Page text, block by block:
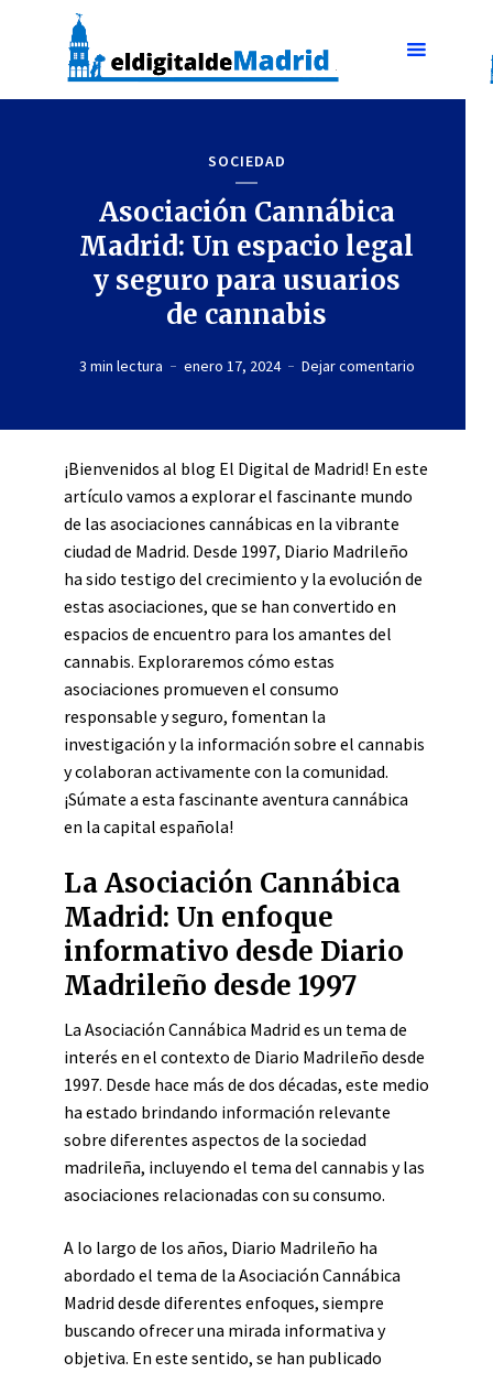
SOCIEDAD
Asociación Cannábica
Madrid: Un espacio legal
y seguro para usuarios
de cannabis
3 min lectura enero 17, 2024 Dejar comentario
¡Bienvenidos al blog El Digital de Madrid! En este
artículo vamos a explorar el fascinante mundo
de las asociaciones cannábicas en la vibrante
ciudad de Madrid. Desde 1997, Diario Madrileño
ha sido testigo del crecimiento y la evolución de
estas asociaciones, que se han convertido en
espacios de encuentro para los amantes del
cannabis. Exploraremos cómo estas
asociaciones promueven el consumo
responsable y seguro, fomentan la
investigación y la información sobre el cannabis
y colaboran activamente con la comunidad.
¡Súmate a esta fascinante aventura cannábica
en la capital española!
La Asociación Cannábica
Madrid: Un enfoque
informativo desde Diario
Madrileño desde 1997
La Asociación Cannábica Madrid es un tema de
interés en el contexto de Diario Madrileño desde
1997. Desde hace más de dos décadas, este medio
ha estado brindando información relevante
sobre diferentes aspectos de la sociedad
madrileña, incluyendo el tema del cannabis y las
asociaciones relacionadas con su consumo.
A lo largo de los años, Diario Madrileño ha
abordado el tema de la Asociación Cannábica
Madrid desde diferentes enfoques, siempre
buscando ofrecer una mirada informativa y
objetiva. En este sentido, se han publicado